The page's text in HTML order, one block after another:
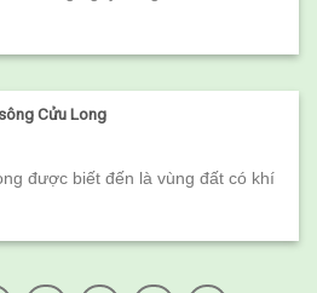
Cửu Long
được biết đến là vùng đất có khí